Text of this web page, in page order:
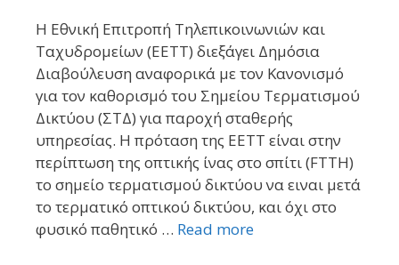
Η Εθνική Επιτροπή Τηλεπικοινωνιών και
Ταχυδρομείων (ΕΕΤΤ) διεξάγει Δημόσια
Διαβούλευση αναφορικά με τον Κανονισμό
για τον καθορισμό του Σημείου Τερματισμού
Δικτύου (ΣΤΔ) για παροχή σταθερής
υπηρεσίας. Η πρόταση της ΕΕΤΤ είναι στην
περίπτωση της οπτικής ίνας στο σπίτι (FTTH)
το σημείο τερματισμού δικτύου να ειναι μετά
το τερματικό οπτικού δικτύου, και όχι στο
φυσικό παθητικό … Read more